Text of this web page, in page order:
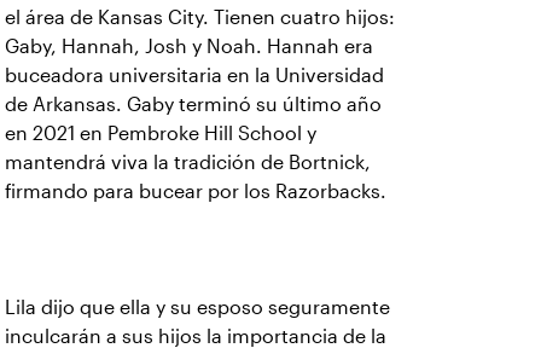
el área de Kansas City. Tienen cuatro hijos:
Gaby, Hannah, Josh y Noah. Hannah era
buceadora universitaria en la Universidad
de Arkansas. Gaby terminó su último año
en 2021 en Pembroke Hill School y
mantendrá viva la tradición de Bortnick,
firmando para bucear por los Razorbacks.
Lila dijo que ella y su esposo seguramente
inculcarán a sus hijos la importancia de la